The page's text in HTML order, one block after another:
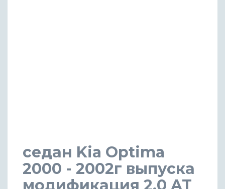
седан Kia Optima
2000 - 2002г выпуска
модификация 2.0 AT